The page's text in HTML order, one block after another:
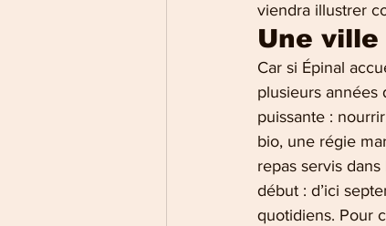
viendra illustrer
Une ville
Car si Épinal
plusieurs années
puissante :
bio, une régie
repas servis
début : d’ici
quotidiens. Pour